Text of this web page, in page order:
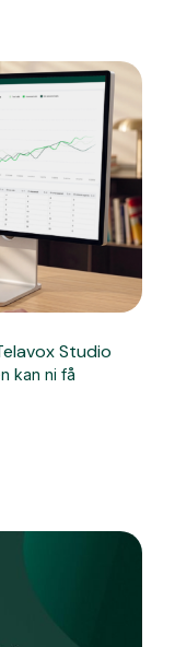
Studio
kan ni få